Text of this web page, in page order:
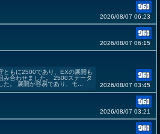
2026/08/07 06:23
2026/08/07 06:15
ともに2500であり、EXの展開も
み合わせました。 2500ステータ
た。 展開が容易であり、モ...
2026/08/07 03:45
2026/08/07 03:21